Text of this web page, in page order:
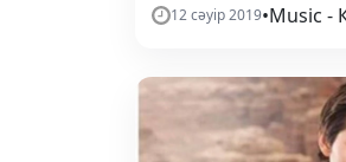
12 сәуір 2019•Music -